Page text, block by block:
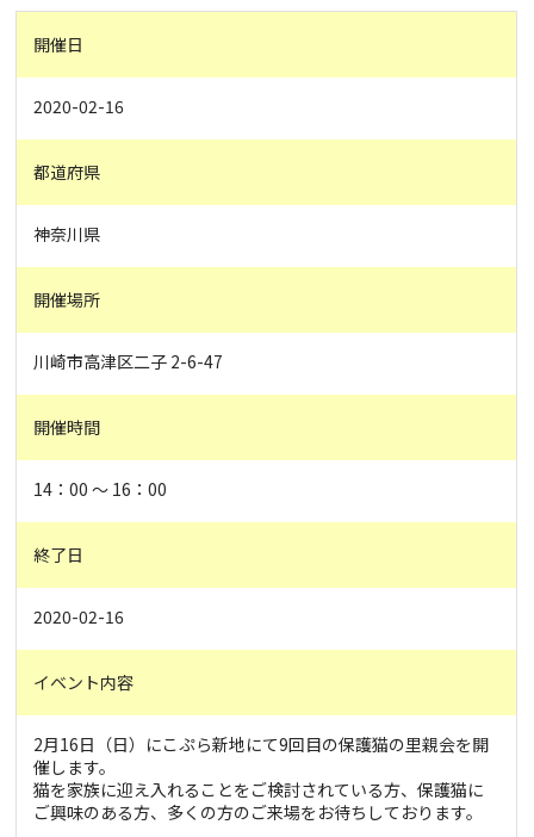
開催日
2020-02-16
都道府県
神奈川県
開催場所
川崎市高津区二子 2-6-47
開催時間
14：00 ～ 16：00
終了日
2020-02-16
イベント内容
2月16日（日）にこぷら新地にて9回目の保護猫の里親会を開
催します。
猫を家族に迎え入れることをご検討されている方、保護猫に
ご興味のある方、多くの方のご来場をお待ちしております。